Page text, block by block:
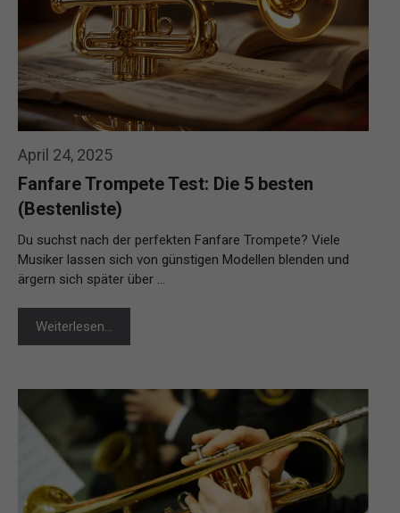
April 24, 2025
Fanfare Trompete Test: Die 5 besten
(Bestenliste)
Du suchst nach der perfekten Fanfare Trompete? Viele
Musiker lassen sich von günstigen Modellen blenden und
ärgern sich später über …
Weiterlesen…